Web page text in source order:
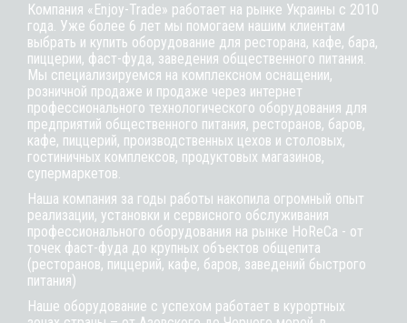
Компания «Enjoy-Trade» работает на рынке Украины с 2010
года. Уже более 6 лет мы помогаем нашим клиентам
выбрать и купить оборудование для ресторана, кафе, бара,
пиццерии, фаст-фуда, заведения общественного питания.
Мы специализируемся на комплексном оснащении,
розничной продаже и продаже через интернет
профессионального технологического оборудования для
предприятий общественного питания, ресторанов, баров,
кафе, пиццерий, производственных цехов и столовых,
гостиничных комплексов, продуктовых магазинов,
супермаркетов.
Наша компания за годы работы накопила огромный опыт
реализации, установки и сервисного обслуживания
профессионального оборудования на рынке HoReCa - от
точек фаст-фуда до крупных объектов общепита
(ресторанов, пиццерий, кафе, баров, заведений быстрого
питания)
Наше оборудование с успехом работает в курортных